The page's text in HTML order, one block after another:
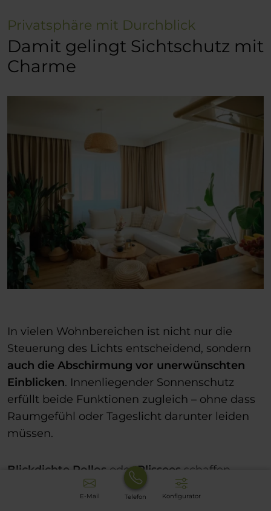
Privatsphäre mit Durchblick
Damit gelingt Sichtschutz mit
Charme
In vielen Wohnbereichen ist nicht nur die
Steuerung des Lichts entscheidend, sondern
auch die Abschirmung vor unerwünschten
Einblicken. Innenliegender Sonnenschutz
erfüllt beide Funktionen zugleich – ohne dass
Raumgefühl oder Tageslicht darunter leiden
müssen.
Blickdichte Rollos oderPlissees schaffen
tagsüber wie abends ein angenehmes Gefühl
von Geborgenheit, ohne den Raum vollständig
E-Mail Telefon Konfigurator